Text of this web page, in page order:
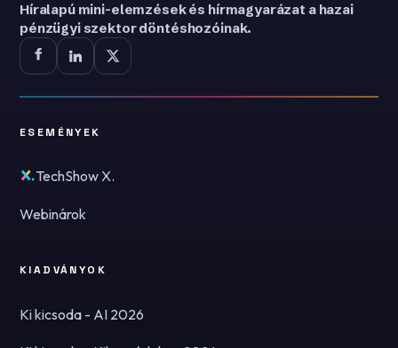
Híralapú mini-elemzések és hírmagyarázat a hazai
pénzügyi szektor döntéshozóinak.
ESEMÉNYEK
TechShow X.
Webinárok
KIADVÁNYOK
Ki kicsoda - AI 2026